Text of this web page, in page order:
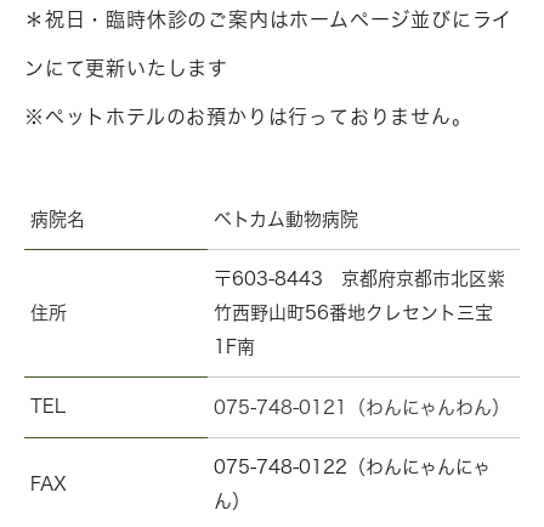
＊祝日・臨時休診のご案内はホームページ並びにライ
ンにて更新いたします
※ペットホテルのお預かりは行っておりません。
病院名 ベトカム動物病院
住所
〒603-8443 京都府京都市北区紫
竹西野山町56番地クレセント三宝
1F南
TEL 075-748-0121（わんにゃんわん）
FAX
075-748-0122（わんにゃんにゃ
ん）